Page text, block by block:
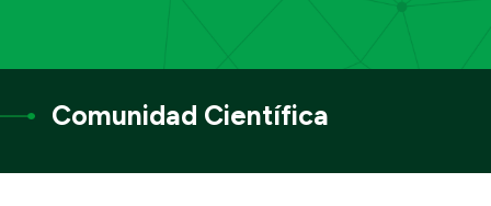
Comunidad Científica